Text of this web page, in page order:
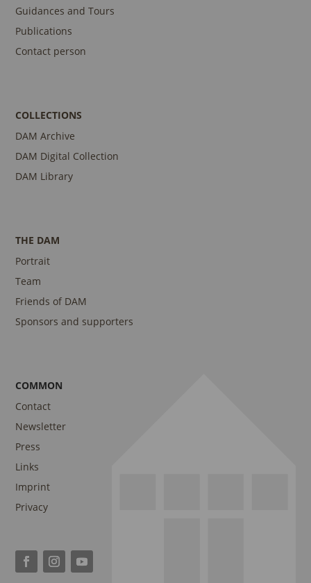
Guidances and Tours
Publications
Contact person
COLLECTIONS
DAM Archive
DAM Digital Collection
DAM Library
THE DAM
Portrait
Team
Friends of DAM
Sponsors and supporters
COMMON
Contact
Newsletter
Press
Links
Imprint
Privacy